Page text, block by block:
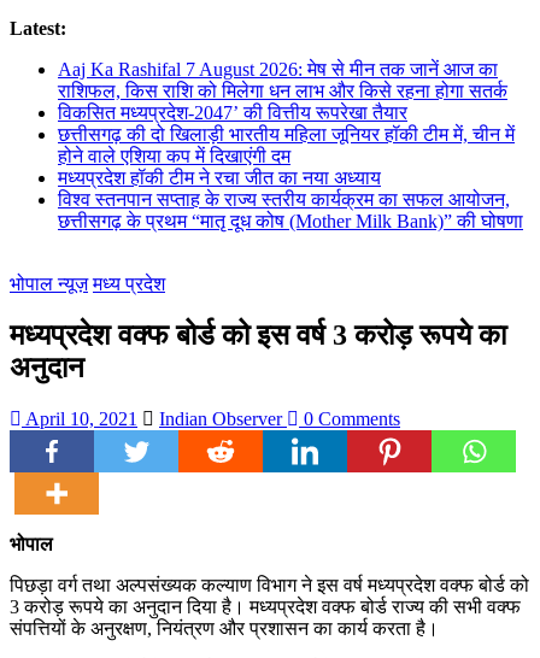
Latest:
Aaj Ka Rashifal 7 August 2026: मेष से मीन तक जानें आज का
राशिफल, किस राशि को मिलेगा धन लाभ और किसे रहना होगा सतर्क
विकसित मध्यप्रदेश-2047’ की वित्तीय रूपरेखा तैयार
छत्तीसगढ़ की दो खिलाड़ी भारतीय महिला जूनियर हॉकी टीम में, चीन में
होने वाले एशिया कप में दिखाएंगी दम
मध्यप्रदेश हॉकी टीम ने रचा जीत का नया अध्याय
विश्व स्तनपान सप्ताह के राज्य स्तरीय कार्यक्रम का सफल आयोजन,
छत्तीसगढ़ के प्रथम “मातृ दूध कोष (Mother Milk Bank)” की घोषणा
भोपाल न्यूज़ मध्य प्रदेश
मध्यप्रदेश वक्फ बोर्ड को इस वर्ष 3 करोड़ रूपये का
अनुदान
April 10, 2021 Indian Observer 0 Comments
भोपाल
पिछड़ा वर्ग तथा अल्पसंख्यक कल्याण विभाग ने इस वर्ष मध्यप्रदेश वक्फ बोर्ड को
3 करोड़ रूपये का अनुदान दिया है। मध्यप्रदेश वक्फ बोर्ड राज्य की सभी वक्फ
संपत्तियों के अनुरक्षण, नियंत्रण और प्रशासन का कार्य करता है।